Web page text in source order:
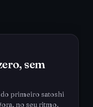
sem
do primeiro satoshi
no seu ritmo.